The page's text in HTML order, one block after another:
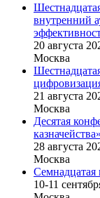
внутренний
20 августа
Москва
21 августа
Москва
Десятая
казначейства»
28 августа
Москва
Семнадцатая
10-11